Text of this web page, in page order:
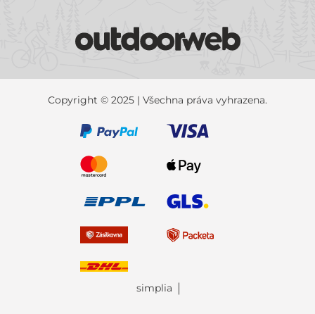
Copyright © 2025 | Všechna práva vyhrazena.
simplia